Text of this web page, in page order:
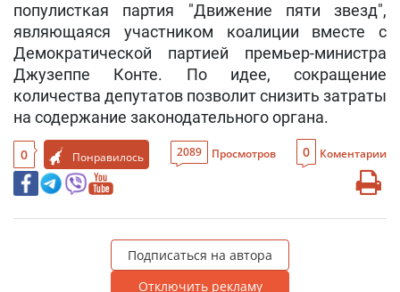
популисткая партия "Движение пяти звезд",
являющаяся участником коалиции вместе с
Демократической партией премьер-министра
Джузеппе Конте. По идее, сокращение
количества депутатов позволит снизить затраты
на содержание законодательного органа.
0 Понравилось 2089 Просмотров 0 Коментарии
Подписаться на автора
Отключить рекламу